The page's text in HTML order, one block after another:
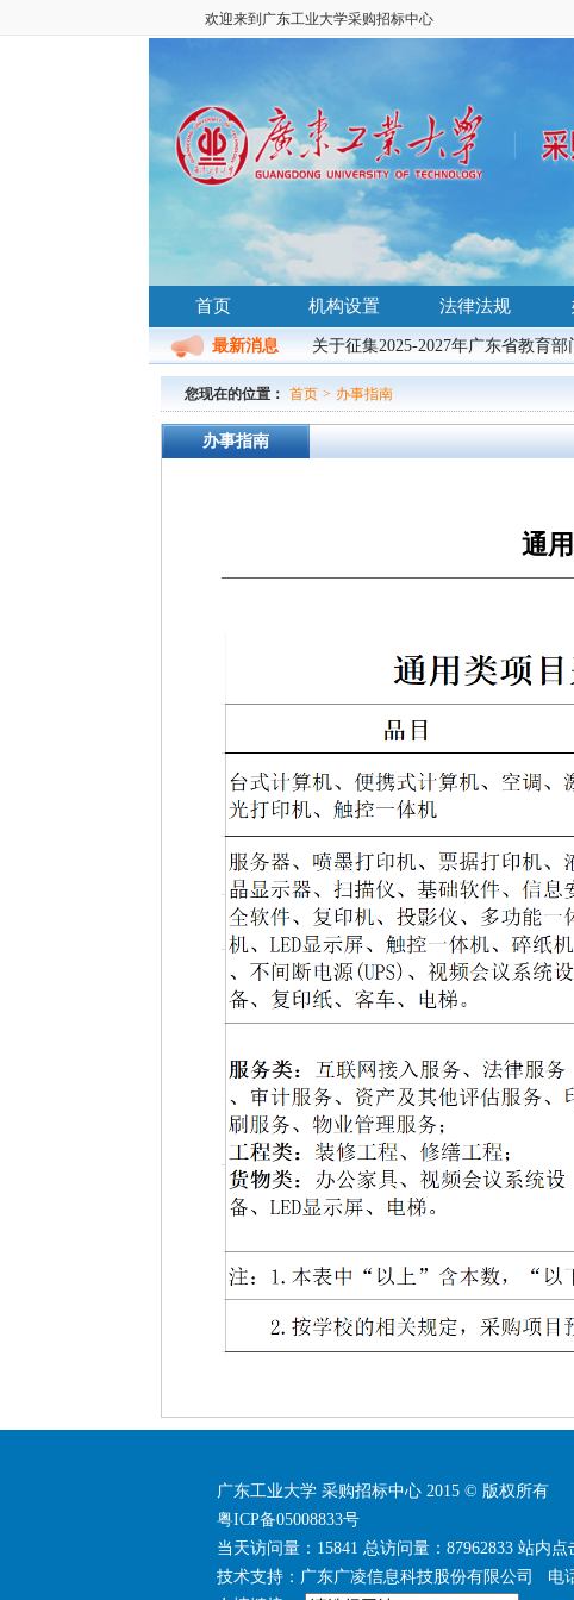
欢迎来到广东工业大学采购招标中心
首页 机构设置 法律法规
最新消息 关于征集2025-2027年广东省教育
您现在的位置： 首页 > 办事指南
办事指南
通
广东工业大学 采购招标中心 2015 © 版权所有
粤ICP备05008833号
当天访问量：15841 总访问量：87962833 站内点
技术支持：广东广凌信息科技股份有限公司 电